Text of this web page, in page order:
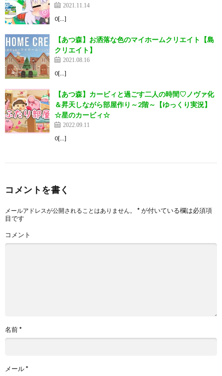
2021.11.14
0[…]
【あつ森】お洒落な色のマイホームクリエイト【島
クリエイト】
2021.08.16
0[…]
【あつ森】カービィと過ごす二人の時間♡ノヴァ化
＆昇天しながら部屋作り～2階～【ゆっくり実況】
☆星のカービィ☆
2022.09.11
0[…]
コメントを書く
メールアドレスが公開されることはありません。 *が付いている欄は必須項
目です
コメント
名前*
メール*